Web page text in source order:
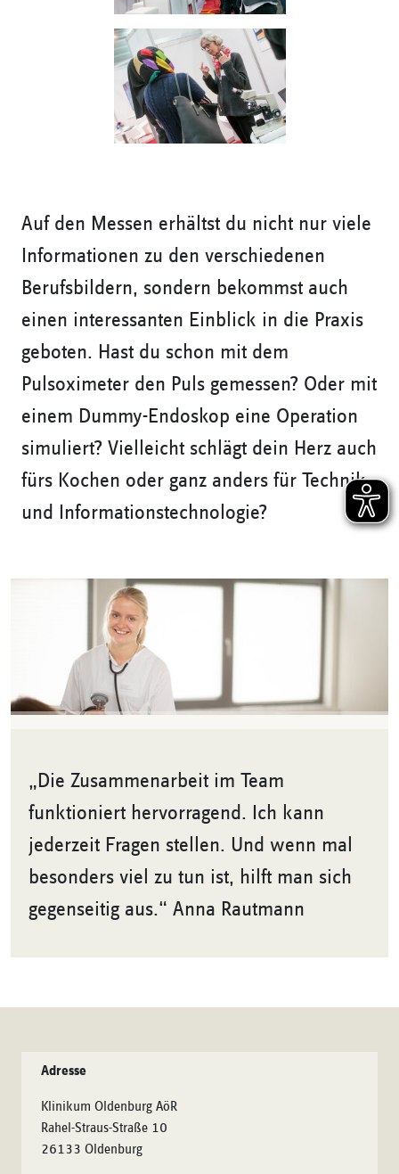
Auf den Messen erhältst du nicht nur viele
Informationen zu den verschiedenen
Berufsbildern, sondern bekommst auch
einen interessanten Einblick in die Praxis
geboten. Hast du schon mit dem
Pulsoximeter den Puls gemessen? Oder mit
einem Dummy-Endoskop eine Operation
simuliert? Vielleicht schlägt dein Herz auch
fürs Kochen oder ganz anders für Technik-
und Informationstechnologie?
„Die Zusammenarbeit im Team
funktioniert hervorragend. Ich kann
jederzeit Fragen stellen. Und wenn mal
besonders viel zu tun ist, hilft man sich
gegenseitig aus.“ Anna Rautmann
Adresse
Klinikum Oldenburg AöR
Rahel-Straus-Straße 10
26133 Oldenburg